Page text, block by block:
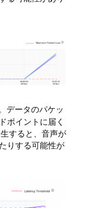
データのパケッ
ポイントに届く
すると、音声が
りする可能性が